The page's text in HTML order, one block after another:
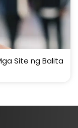
Site ng Balita